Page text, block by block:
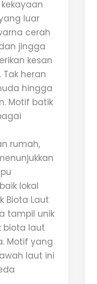
luar
cerah
jingga
kesan
heran
hingga
Motif batik
rumah,
lokal
Biota Laut
tampil unik
biota laut
Motif yang
laut ini